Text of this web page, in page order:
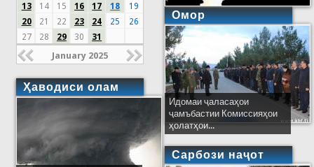
13
14 15 16 17 18
19
20
21 22 23 24 25
26
27
28 29 30 31
January 2025
Ҳаводиси олам
Омор
Идомаи ҷаласаҳои
ҷамъбастии Комиссияҳои
ҳолатҳои...
Сарбози наҷот